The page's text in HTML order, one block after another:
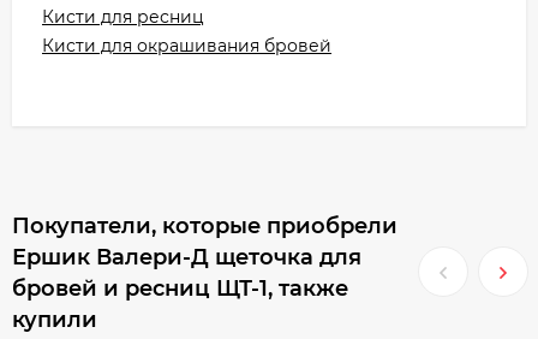
Кисти для ресниц
Кисти для окрашивания бровей
Покупатели, которые приобрели
Ершик Валери-Д щеточка для
бровей и ресниц ЩТ-1, также
купили